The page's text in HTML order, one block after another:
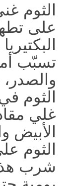
الثوم
على
تسبّب
الثوم
غلي
الثوم
شرب